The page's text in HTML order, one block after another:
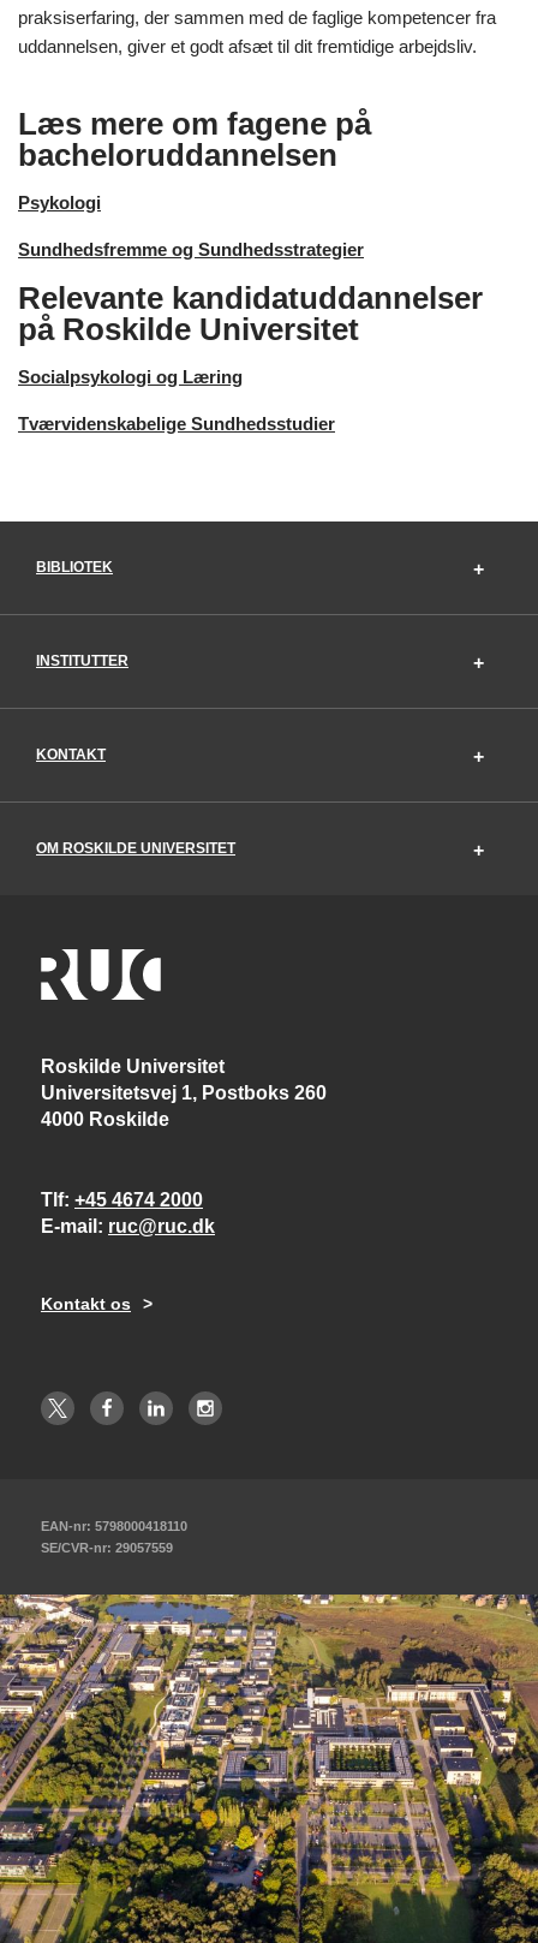
praksiserfaring, der sammen med de faglige kompetencer fra
uddannelsen, giver et godt afsæt til dit fremtidige arbejdsliv.
Læs mere om fagene på
bacheloruddannelsen
Psykologi
Sundhedsfremme og Sundhedsstrategier
Relevante kandidatuddannelser
på Roskilde Universitet
Socialpsykologi og Læring
Tværvidenskabelige Sundhedsstudier
BIBLIOTEK
INSTITUTTER
KONTAKT
OM ROSKILDE UNIVERSITET
Roskilde Universitet
Universitetsvej 1, Postboks 260
4000 Roskilde
Tlf +45 4674 2000
E-mail
ruc@ruc.dk
Kontakt os
EAN-nr: 5798000418110
SE/CVR-nr: 29057559